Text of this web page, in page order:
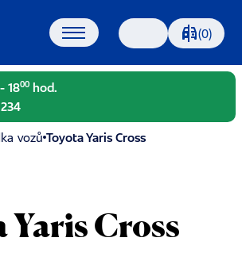
Vyhledávání (0)
1800hod.
vozů Toyota Yaris Cross
Yaris Cross